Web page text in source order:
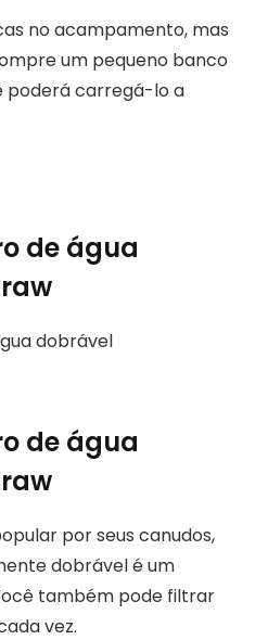
no acampamento, mas
um pequeno banco
poderá carregá-lo a
de água
de água
por seus canudos,
dobrável é um
também pode filtrar
vez.